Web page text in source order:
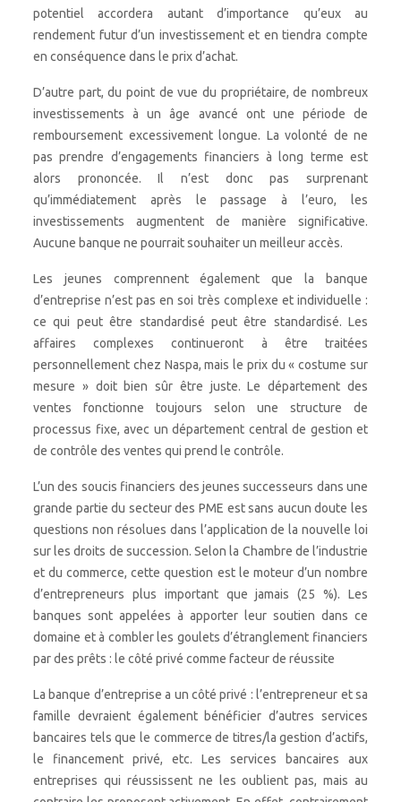
potentiel accordera autant d’importance qu’eux au
rendement futur d’un investissement et en tiendra compte
en conséquence dans le prix d’achat.
D’autre part, du point de vue du propriétaire, de nombreux
investissements à un âge avancé ont une période de
remboursement excessivement longue. La volonté de ne
pas prendre d’engagements financiers à long terme est
alors prononcée. Il n’est donc pas surprenant
qu’immédiatement après le passage à l’euro, les
investissements augmentent de manière significative.
Aucune banque ne pourrait souhaiter un meilleur accès.
Les jeunes comprennent également que la banque
d’entreprise n’est pas en soi très complexe et individuelle :
ce qui peut être standardisé peut être standardisé. Les
affaires complexes continueront à être traitées
personnellement chez Naspa, mais le prix du « costume sur
mesure » doit bien sûr être juste. Le département des
ventes fonctionne toujours selon une structure de
processus fixe, avec un département central de gestion et
de contrôle des ventes qui prend le contrôle.
L’un des soucis financiers des jeunes successeurs dans une
grande partie du secteur des PME est sans aucun doute les
questions non résolues dans l’application de la nouvelle loi
sur les droits de succession. Selon la Chambre de l’industrie
et du commerce, cette question est le moteur d’un nombre
d’entrepreneurs plus important que jamais (25 %). Les
banques sont appelées à apporter leur soutien dans ce
domaine et à combler les goulets d’étranglement financiers
par des prêts : le côté privé comme facteur de réussite
La banque d’entreprise a un côté privé : l’entrepreneur et sa
famille devraient également bénéficier d’autres services
bancaires tels que le commerce de titres/la gestion d’actifs,
le financement privé, etc. Les services bancaires aux
entreprises qui réussissent ne les oublient pas, mais au